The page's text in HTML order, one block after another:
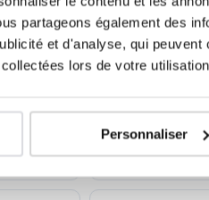
partageons également des
et d'analyse, qui
lors de votre
Personnaliser
5 600 profs
CE2 (Primaire)